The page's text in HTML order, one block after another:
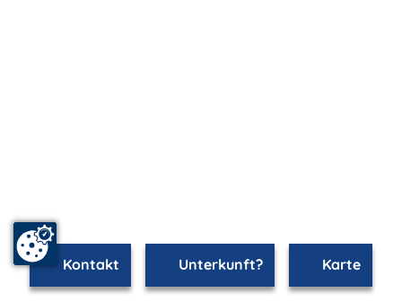
Kontakt Unterkunft? Karte